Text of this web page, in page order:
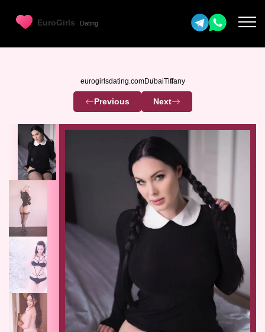
eurogirlsdating.comDubaiTiffany
Previous Next